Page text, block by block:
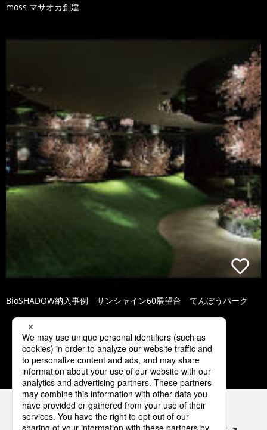
moss マサオカ創建
BioSHADOW納入事例 サンシャイン60展望台 てんぼうパーク
1 2 3 4 5
パナソニックの電気設備 SNSアカウント